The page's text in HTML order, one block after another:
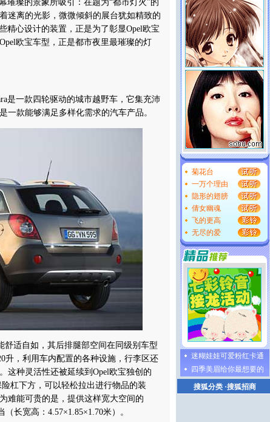
璨的景象所吸引：在题为“都市灯火”的
迷离的光影，微微倾斜的展台犹如精致的
精心设计的装置，正是为了彰显Opel欧宝
欧宝车型，正是都市夜里最璀璨的灯
一款四轮驱动的城市越野车，它集充沛
一款能够满足多样化需求的汽车产品。
适自如，其后排腿部空间在同级别车型
升，利用车内配置的各种设施，行李区还
这种灵活性还被延续到Opel欧宝独创的
杠下方，可以轻松拉出进行物品的装
难能可贵的是，提供这样宽大空间的
长宽高：4.57×1.85×1.70米）。
菊花台
一万个理由
隐形的翅膀
倩女幽魂
飞的更高
无尽的爱
迷糊娃娃可爱粉红卡通
四季美眉给你最想要的
搜狐分类·搜狐招商